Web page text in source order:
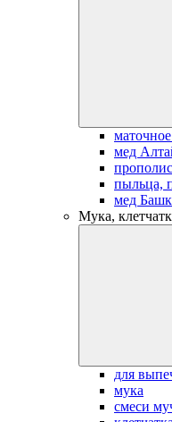
мед
прополис
пыльца,
мед
Мука,
для
мука
смеси